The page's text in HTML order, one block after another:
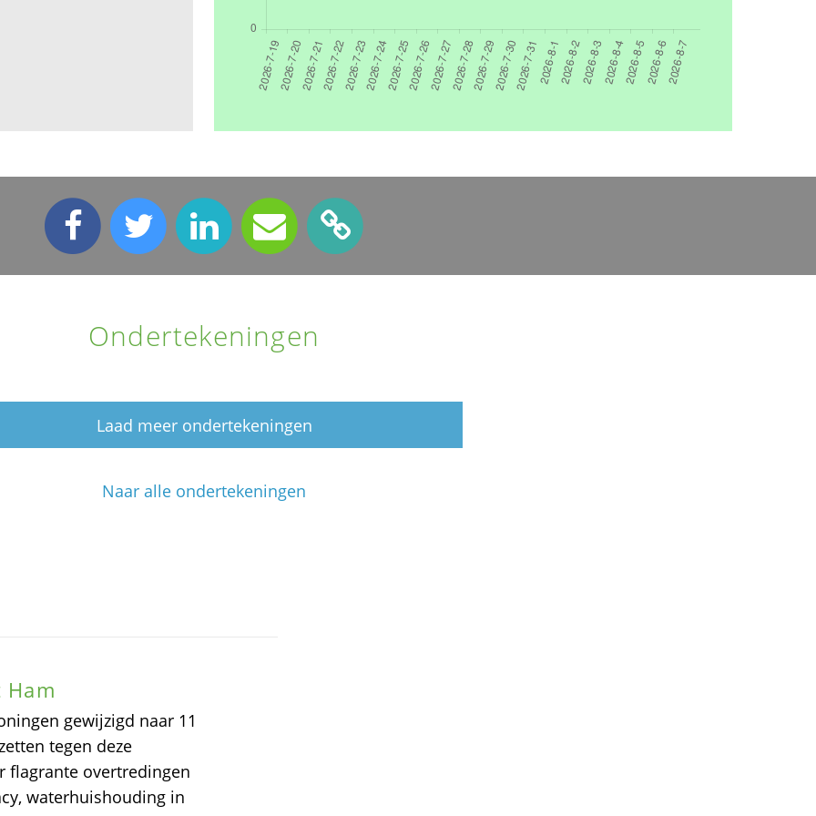
Ondertekeningen
Laad meer ondertekeningen
Naar alle ondertekeningen
gewijzigd naar 11
tegen deze
flagrante overtredingen
waterhuishouding in